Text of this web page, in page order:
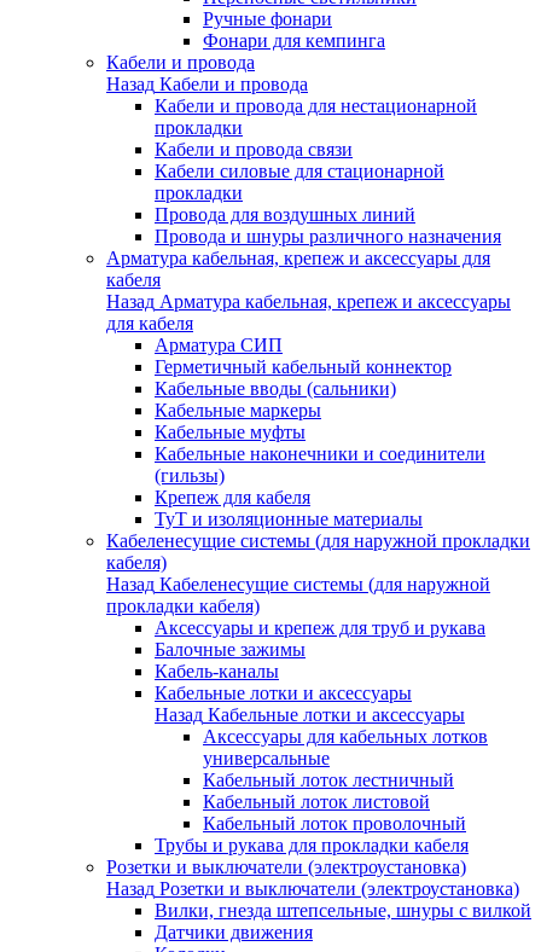
Ручные фонари
Фонари для кемпинга
Кабели и провода
Назад Кабели и провода
Кабели и провода для нестационарной
прокладки
Кабели и провода связи
Кабели силовые для стационарной
прокладки
Провода для воздушных линий
Провода и шнуры различного назначения
Арматура кабельная, крепеж и аксессуары для
кабеля
Назад Арматура кабельная, крепеж и аксессуары
для кабеля
Арматура СИП
Герметичный кабельный коннектор
Кабельные вводы (сальники)
Кабельные маркеры
Кабельные муфты
Кабельные наконечники и соединители
(гильзы)
Крепеж для кабеля
ТуТ и изоляционные материалы
Кабеленесущие системы (для наружной прокладки
кабеля)
Назад Кабеленесущие системы (для наружной
прокладки кабеля)
Аксессуары и крепеж для труб и рукава
Балочные зажимы
Кабель-каналы
Кабельные лотки и аксессуары
Назад Кабельные лотки и аксессуары
Аксессуары для кабельных лотков
универсальные
Кабельный лоток лестничный
Кабельный лоток листовой
Кабельный лоток проволочный
Трубы и рукава для прокладки кабеля
Розетки и выключатели (электроустановка)
Назад Розетки и выключатели (электроустановка)
Вилки, гнезда штепсельные, шнуры с вилкой
Датчики движения